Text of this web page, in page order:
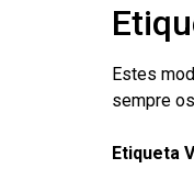
Estes
sempre
Etiqueta